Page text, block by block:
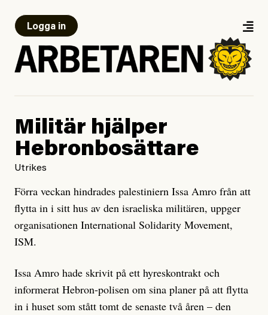
Logga in
Militär hjälper
Hebronbosättare
Utrikes
Förra veckan hindrades palestiniern Issa Amro från att
flytta in i sitt hus av den israeliska militären, uppger
organisationen International Solidarity Movement,
ISM.
Issa Amro hade skrivit på ett hyreskontrakt och
informerat Hebron-polisen om sina planer på att flytta
in i huset som stått tomt de senaste två åren – den